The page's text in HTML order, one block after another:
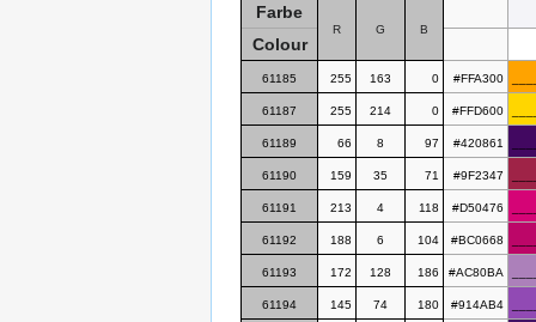
Farbe
R G B
Colour
61185 255 163 0 #FFA300
61187 255 214 0 #FFD600
61189 66 8 97 #420861
61190 159 35 71 #9F2347
61191 213 4 118 #D50476
61192 188 6 104 #BC0668
61193 172 128 186 #AC80BA
61194 145 74 180 #914AB4